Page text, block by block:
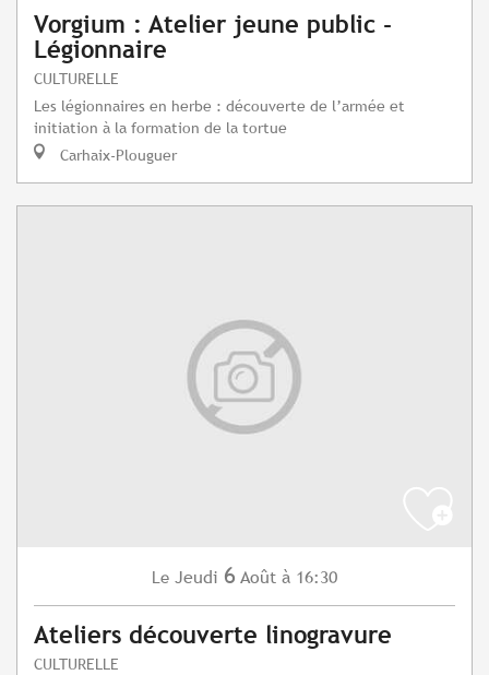
Vorgium : Atelier jeune public -
Légionnaire
CULTURELLE
Les légionnaires en herbe : découverte de l’armée et
initiation à la formation de la tortue
Carhaix-Plouguer
Le Jeudi 6 Août à 16:30
Ateliers découverte linogravure
CULTURELLE